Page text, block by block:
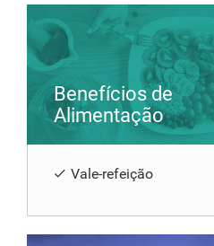
Benefícios de
Alimentação
Vale-refeição